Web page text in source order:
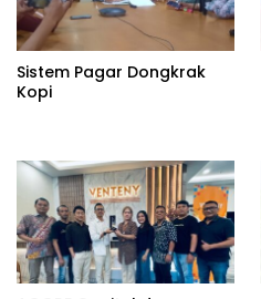
Sistem Pagar Dongkrak
Kopi